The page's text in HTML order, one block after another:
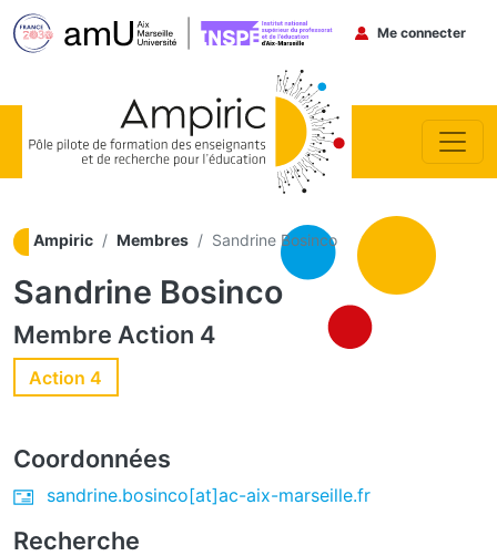
Menu du
Me connecter
Ampiric Membres Sandrine Bosinco
Sandrine Bosinco
Membre Action 4
Action 4
Coordonnées
sandrine.bosinco[at]ac-aix-marseille.fr
Recherche